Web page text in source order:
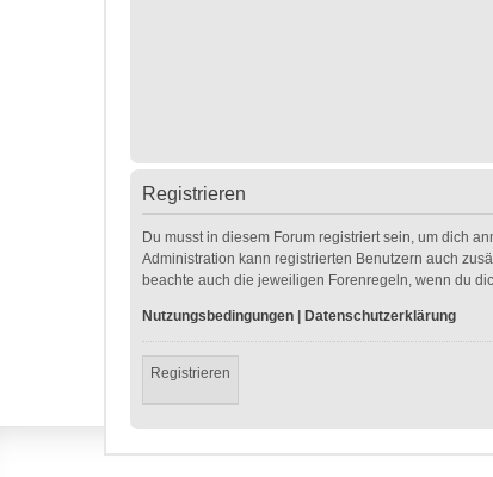
Registrieren
Du musst in diesem Forum registriert sein, um dich
Administration kann registrierten Benutzern auch
beachte auch die jeweiligen Forenregeln, wenn du
Nutzungsbedingungen Datenschutzerklärung
Registrieren